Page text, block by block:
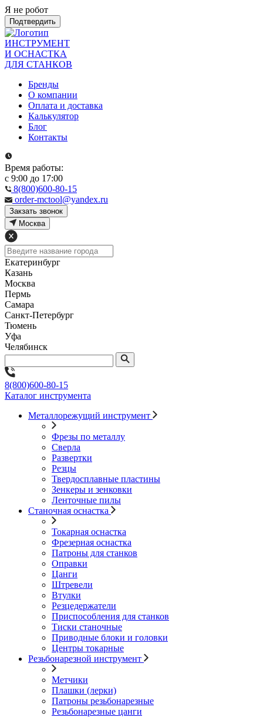
Я не робот
Подтвердить
ИНСТРУМЕНТ
И ОСНАСТКА
ДЛЯ СТАНКОВ
Бренды
О компании
Оплата и доставка
Калькулятор
Блог
Контакты
Время работы:
с 9:00 до 17:00
8(800)600-80-15
order-mctool@yandex.ru
Закзать звонок
Москва
Екатеринбург
Казань
Москва
Пермь
Самара
Санкт-Петербург
Тюмень
Уфа
Челябинск
8(800)600-80-15
Каталог инструмента
Металлорежущий инструмент
Фрезы по металлу
Сверла
Развертки
Резцы
Твердосплавные пластины
Зенкеры и зенковки
Ленточные пилы
Станочная оснастка
Токарная оснастка
Фрезерная оснастка
Патроны для станков
Оправки
Цанги
Штревели
Втулки
Резцедержатели
Приспособления для станков
Тиски станочные
Приводные блоки и головки
Центры токарные
Резьбонарезной инструмент
Метчики
Плашки (лерки)
Патроны резьбонарезные
Резьбонарезные цанги